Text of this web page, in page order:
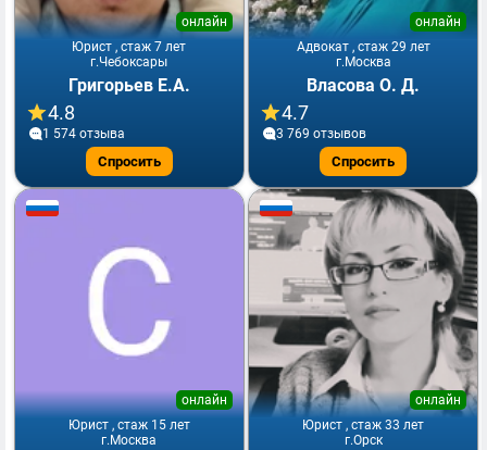
Юрист , стаж 7 лет
онлайн
г.Чебоксары
Григорьев Е.А.
4.8
1 574 отзывa
Спросить
Адвокат , стаж 29 лет
онлайн
г.Москва
Власова О. Д.
4.7
3 769 отзывов
Спросить
Юрист , стаж 15 лет
онлайн
г.Москва
Юрист , стаж 33 лет
онлайн
г.Орск